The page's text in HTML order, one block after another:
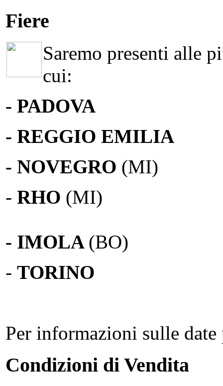
Fiere
Saremo presenti alle
cui:
- PADOVA
- REGGIO EMILIA
- NOVEGRO (MI)
- RHO (MI)
- IMOLA (BO)
- TORINO
Per informazioni sulle
Condizioni di Vendita